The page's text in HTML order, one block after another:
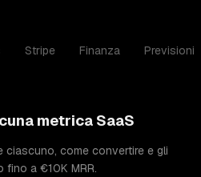
Stripe Finanza Previsioni
metrica SaaS
ciascuno, come convertire e gli
fino a €10K MRR.